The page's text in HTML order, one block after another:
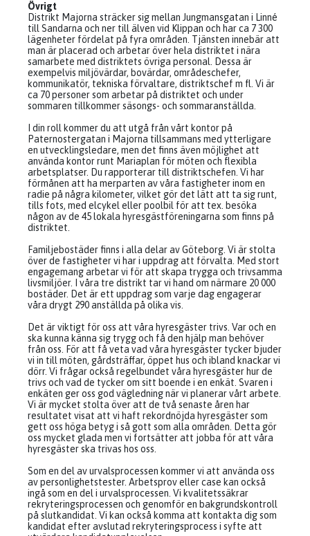
Övrigt
Distrikt Majorna sträcker sig mellan Jungmansgatan i Linné
till Sandarna och ner till älven vid Klippan och har ca 7 300
lägenheter fördelat på fyra områden. Tjänsten innebär att
man är placerad och arbetar över hela distriktet i nära
samarbete med distriktets övriga personal. Dessa är
exempelvis miljövärdar, bovärdar, områdeschefer,
kommunikatör, tekniska förvaltare, distriktschef m fl. Vi är
ca 70 personer som arbetar på distriktet och under
sommaren tillkommer säsongs- och sommaranställda.
I din roll kommer du att utgå från vårt kontor på
Paternostergatan i Majorna tillsammans med ytterligare
en utvecklingsledare, men det finns även möjlighet att
använda kontor runt Mariaplan för möten och flexibla
arbetsplatser. Du rapporterar till distriktschefen. Vi har
förmånen att ha merparten av våra fastigheter inom en
radie på några kilometer, vilket gör det lätt att ta sig runt,
tills fots, med elcykel eller poolbil för att tex. besöka
någon av de 45 lokala hyresgästföreningarna som finns på
distriktet.
Familjebostäder finns i alla delar av Göteborg. Vi är stolta
över de fastigheter vi har i uppdrag att förvalta. Med stort
engagemang arbetar vi för att skapa trygga och trivsamma
livsmiljöer. I våra tre distrikt tar vi hand om närmare 20 000
bostäder. Det är ett uppdrag som varje dag engagerar
våra drygt 290 anställda på olika vis.
Det är viktigt för oss att våra hyresgäster trivs. Var och en
ska kunna känna sig trygg och få den hjälp man behöver
från oss. För att få veta vad våra hyresgäster tycker bjuder
vi in till möten, gårdsträffar, öppet hus och ibland knackar vi
dörr. Vi frågar också regelbundet våra hyresgäster hur de
trivs och vad de tycker om sitt boende i en enkät. Svaren i
enkäten ger oss god vägledning när vi planerar vårt arbete.
Vi är mycket stolta över att de två senaste åren har
resultatet visat att vi haft rekordnöjda hyresgäster som
gett oss höga betyg i så gott som alla områden. Detta gör
oss mycket glada men vi fortsätter att jobba för att våra
hyresgäster ska trivas hos oss.
Som en del av urvalsprocessen kommer vi att använda oss
av personlighetstester. Arbetsprov eller case kan också
ingå som en del i urvalsprocessen. Vi kvalitetssäkrar
rekryteringsprocessen och genomför en bakgrundskontroll
på slutkandidat. Vi kan också komma att kontakta dig som
kandidat efter avslutad rekryteringsprocess i syfte att